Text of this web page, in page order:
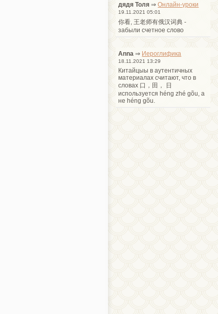
дядя Толя ⇒Онлайн-уроки
19.11.2021 05:01
你看, 王老师有俄汉词典 -
забыли счетное слово
Anna ⇒ Иероглифика
18.11.2021 13:29
Китайцыы в аутентичных
материалах считают, что в
словах 口，田， 日
используется héng zhé gõu, а
не héng gõu.